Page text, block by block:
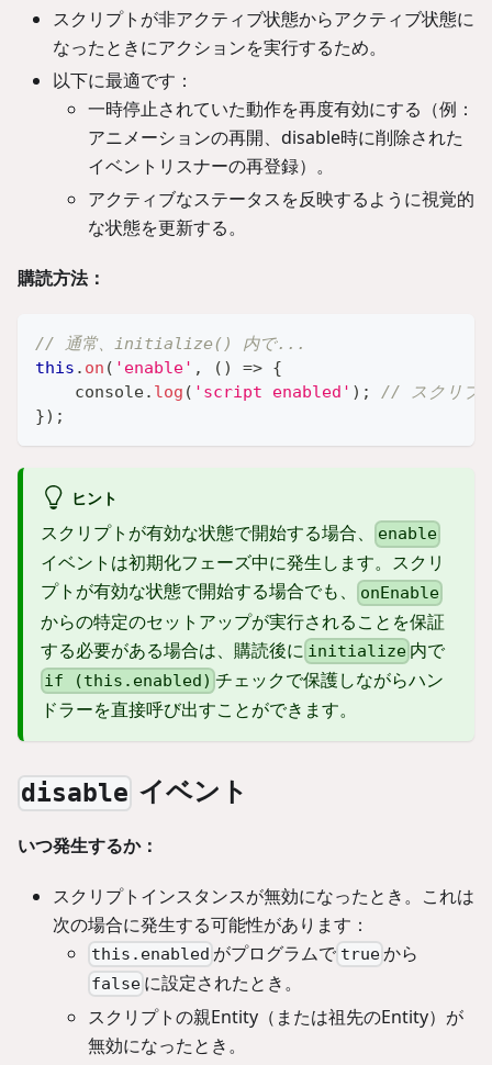
スクリプトが非アクティブ状態からアクティブ状態に
なったときにアクションを実行するため。
以下に最適です：
一時停止されていた動作を再度有効にする（例：
アニメーションの再開、disable時に削除された
イベントリスナーの再登録）。
アクティブなステータスを反映するように視覚的
な状態を更新する。
購読方法：
// 通常、initialize() 内で...
this . on ( 'enable' , ( ) => {
console. log ( 'script enabled' ) ;
// スクリプ
}) ;
ヒント
スクリプトが有効な状態で開始する場合、 enable
イベントは初期化フェーズ中に発生します。スクリ
プトが有効な状態で開始する場合でも、
onEnable
からの特定のセットアップが実行されることを保証
する必要がある場合は、購読後に initialize 内で
if (this.enabled) チェックで保護しながらハン
ドラーを直接呼び出すことができます。
disable イベント
いつ発生するか：
スクリプトインスタンスが無効になったとき。これは
次の場合に発生する可能性があります：
this.enabled がプログラムで trueから
false に設定されたとき。
スクリプトの親Entity（または祖先のEntity）が
無効になったとき。